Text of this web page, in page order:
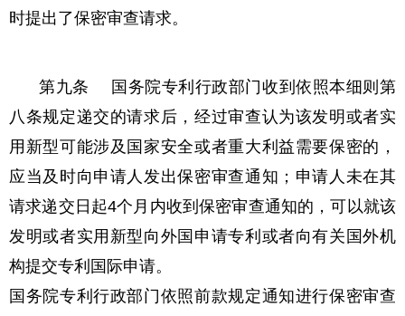
时提出了保密审查请求。
第九条 国务院专利行政部门收到依照本细则第
八条规定递交的请求后，经过审查认为该发明或者实
用新型可能涉及国家安全或者重大利益需要保密的，
应当及时向申请人发出保密审查通知；申请人未在其
请求递交日起4个月内收到保密审查通知的，可以就该
发明或者实用新型向外国申请专利或者向有关国外机
构提交专利国际申请。
国务院专利行政部门依照前款规定通知进行保密审查